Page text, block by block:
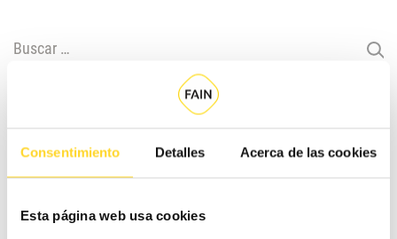
Consentimiento Detalles Acerca de las cookies
Esta página web usa cookies
Buscar:
Artículos recomendados